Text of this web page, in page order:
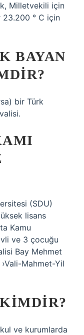
Milletvekili için
23.200 ° C için
BAYAN
bir Türk
(SDU)
lisans
Kamu
ve 3 çocuğu
Bay Mehmet
Mahmet-Yil
ve kurumlarda